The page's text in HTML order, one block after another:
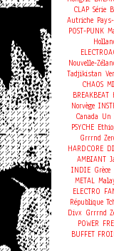
CLAP Série
Autriche
POST-PUNK
Nouvelle-
Tadjikistan
CHAOS
BREAKBEAT
Norvège
Canada Un
PSYCHE
Grrrnd
HARDCORE
AMBIANT
INDIE Grèce
METAL
ELECTRO
République
Divx Grrrnd
POWER
BUFFET